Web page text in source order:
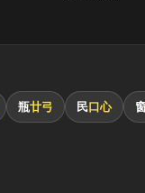
瓶廿弓 民口心